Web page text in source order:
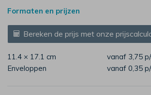
Formaten en prijzen
Bereken de prijs met onze
11.4 × 17.1 cm vanaf 3,75
Enveloppen
vanaf 0,35